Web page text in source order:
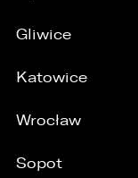
Gliwice
Katowice
Wrocław
Sopot